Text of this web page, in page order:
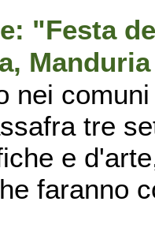
"Festa
nei
tre
e
faranno